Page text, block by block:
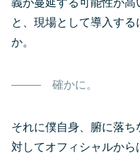
義が蔓延する可能性が高
と、現場として導入す
か。
確かに。
それに僕自身、腑に落
対してオフィシャルか